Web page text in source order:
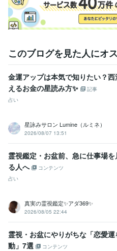
このブログを見た人にオ
金運アップは本気で知りたい？
えるお金の星読み方✨
記事
占い
星詠みサロン Lumine（ルミネ）
2026/08/07 13:51
霊視鑑定・お盆前、急に仕事場
る人へ
コンテンツ
占い
真実の霊視鑑定✨アダ369✨
2026/08/05 22:44
霊視・お盆にやりがちな「恋愛
動」7選
コンテンツ